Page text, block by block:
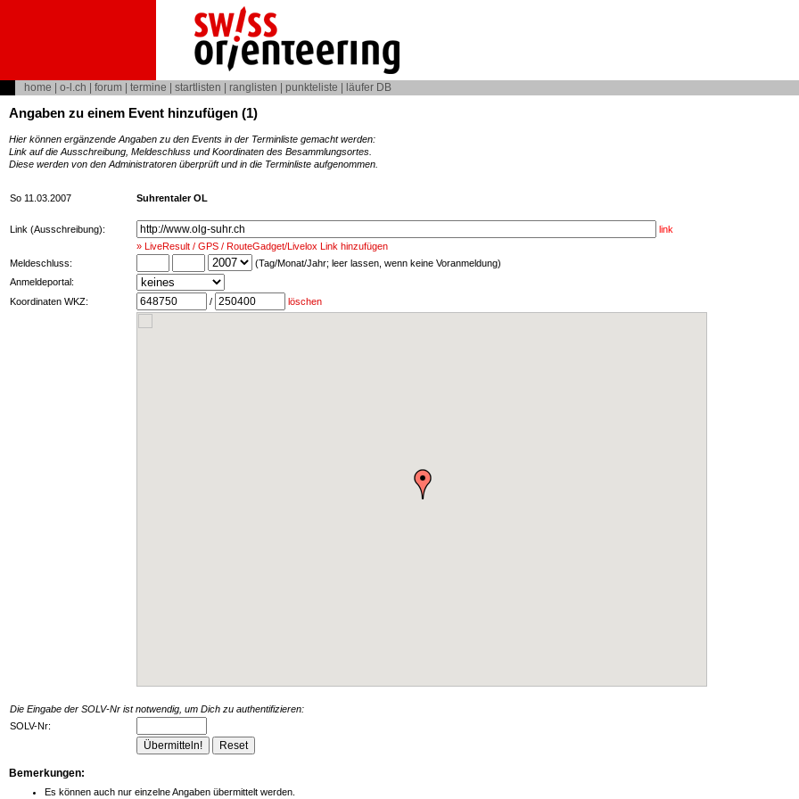
home o-l.ch forum termine startlisten ranglisten punkteliste läufer DB
Angaben zu einem Event hinzufügen (1)
Hier können ergänzende Angaben zu den Events in der Terminliste gemacht werden:
Link auf die Ausschreibung, Meldeschluss und Koordinaten des Besammlungsortes.
Diese werden von den Administratoren überprüft und in die Terminliste aufgenommen.
So 11.03.2007 Suhrentaler OL
Link (Ausschreibung):
link
» LiveResult / GPS / RouteGadget/Livelox Link hinzufügen
Meldeschluss:
(Tag/Monat/Jahr; leer lassen, wenn keine Voranmeldung)
Anmeldeportal:
Koordinaten WKZ:
/ löschen
Die Eingabe der SOLV-Nr ist notwendig, um Dich zu authentifizieren:
SOLV-Nr:
Bemerkungen:
Es können auch nur einzelne Angaben übermittelt werden.